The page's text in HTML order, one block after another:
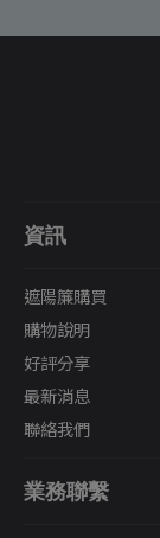
資訊
遮陽簾購買
購物說明
好評分享
最新消息
聯絡我們
業務聯繫